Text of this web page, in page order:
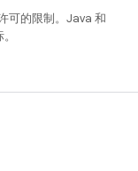
可的限制。Java 和